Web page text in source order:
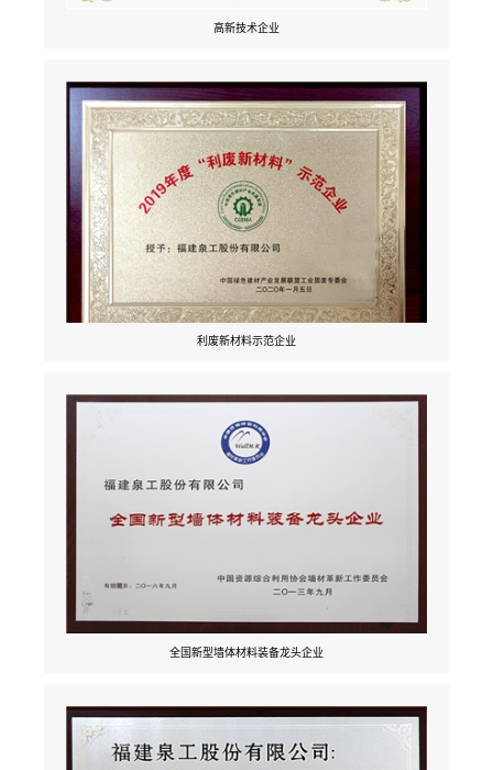
高新技术企业
利废新材料示范企业
全国新型墙体材料装备龙头企业